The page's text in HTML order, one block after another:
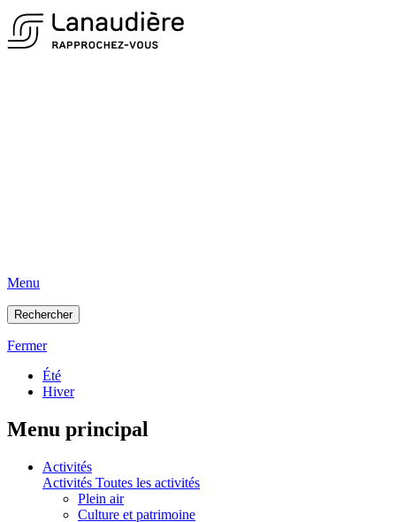
Menu
Rechercher
Fermer
Été
Hiver
Menu principal
Activités
Activités Toutes les activités
Plein air
Culture et patrimoine